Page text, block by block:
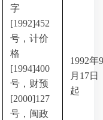
字
[1992]452
号，计价
格
[1994]400
号，财预
[2000]127
号，闽政
1992年
月 17日
起